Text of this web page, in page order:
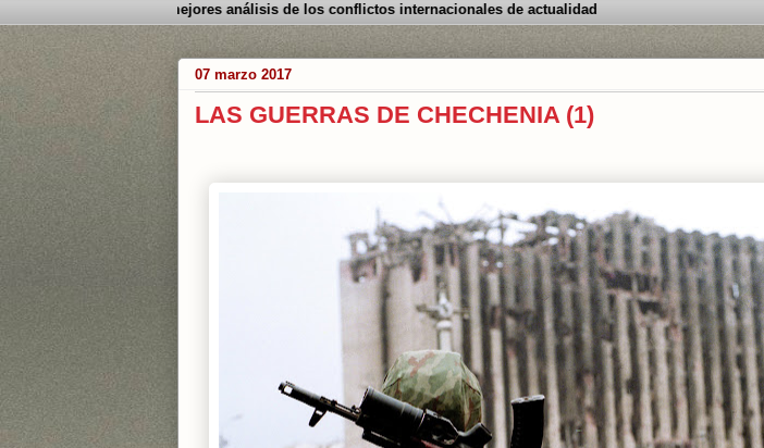
a este Blog. Detectives de Guerra le brinda los mejores análisis de los conflictos internacionales de actualidad
07 marzo 2017
LAS GUERRAS DE CHECHENIA (1)